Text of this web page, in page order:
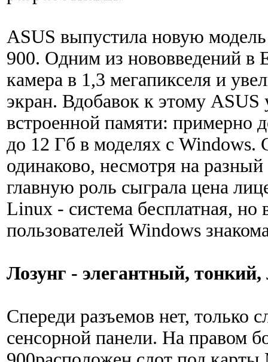
ASUS выпустила новую
900. Одним из нововведений в
камера в 1,3 мегапикселя и
экран. Вдобавок к этому ASUS
встроенной памяти: примерно
до 12 Гб в моделях с Windows.
одинаково, несмотря на
главную роль сыграла цена
Linux - система бесплатная, но
пользователей Windows
Лозунг - элегантный, тонкий,
Спереди разъемов нет, только
сенсорной панели. На правом